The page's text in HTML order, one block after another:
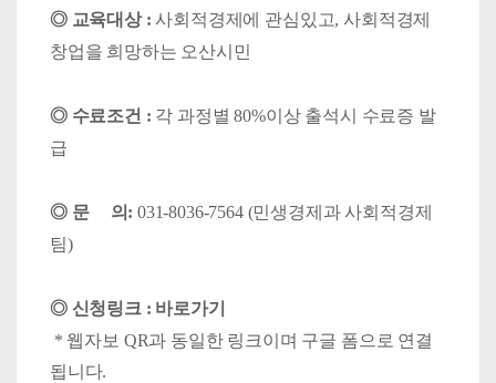
◎ 교육대상 : 사회적경제에 관심있고, 사회적경제
창업을 희망하는 오산시민
◎ 수료조건 : 각 과정별 80%이상 출석시 수료증 발
급
◎ 문 의:031-8036-7564 (민생경제과 사회적경제
팀)
◎ 신청링크 : 바로가기
* 웹자보 QR과 동일한 링크이며 구글 폼으로 연결
됩니다.